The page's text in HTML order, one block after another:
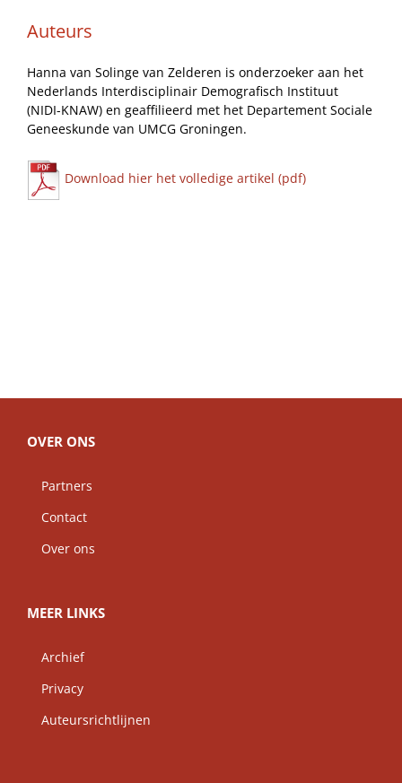
Auteurs
Hanna van Solinge van Zelderen is onderzoeker aan het
Nederlands Interdisciplinair Demografisch Instituut
(NIDI-KNAW) en geaffilieerd met het Departement Sociale
Geneeskunde van UMCG Groningen.
Download hier het volledige artikel (pdf)
OVER ONS
Partners
Contact
Over ons
MEER LINKS
Archief
Privacy
Auteursrichtlijnen